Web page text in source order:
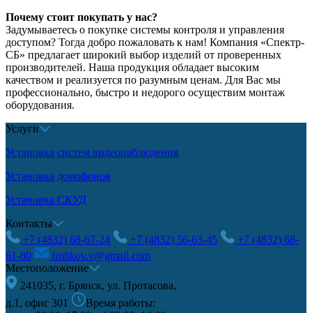
Почему стоит покупать у нас?
Задумываетесь о покупке системы контроля и управления
доступом? Тогда добро пожаловать к нам! Компания «Спектр-
СБ» предлагает широкий выбор изделий от проверенных
производителей. Наша продукция обладает высоким
качеством и реализуется по разумным ценам. Для Вас мы
профессионально, быстро и недорого осуществим монтаж
оборудования.
Услуги
Установка систем видеонаблюдения
Установка домофонов
Установка СКУД
Контакты
+7 (4832) 68-67-24
+7 (4832) 56-63-45
+7 (4832) 68-
61-80
frolikov.v@gmail.com
Местоположение
241035, г. Брянск, ул. Протасова,
д.1, офис 301
Время работы: